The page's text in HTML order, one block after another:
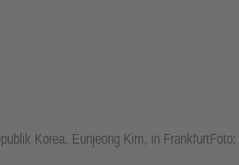
Korea, Eunjeong Kim, in FrankfurtFoto: